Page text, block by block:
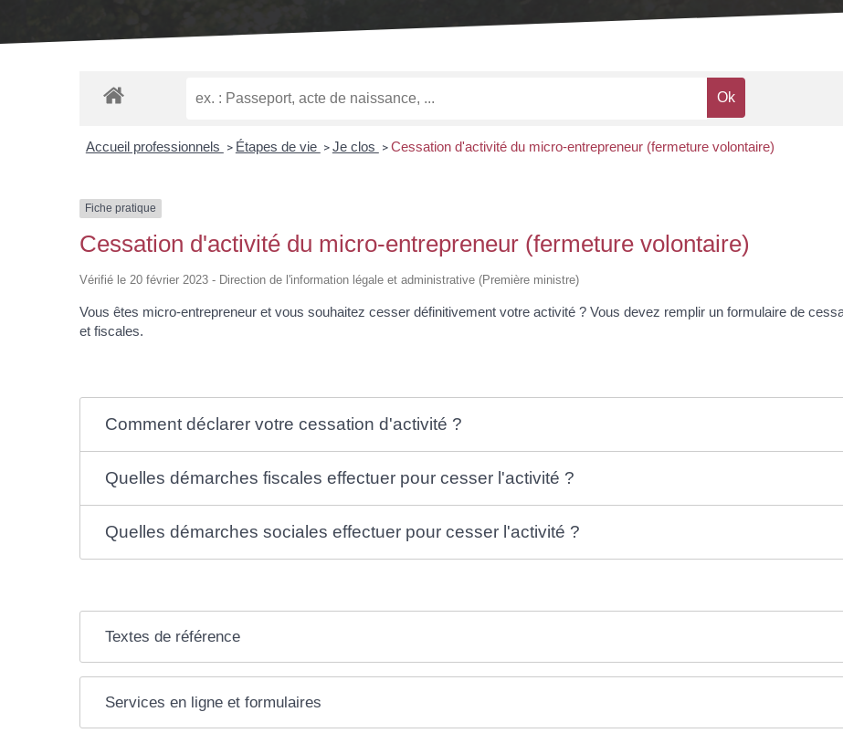
Accueil professionnels > Étapes de vie > Je clos > Cessation d'activité du micro-entrepreneur (fermeture volontaire)
Fiche pratique
Cessation d'activité du micro-entrepreneur (fermeture volontaire)
Vérifié le 20 février 2023 - Direction de l'information légale et administrative (Première ministre)
Vous êtes micro-entrepreneur et vous souhaitez cesser définitivement votre activité ? Vous devez remplir un formulaire de
et fiscales.
Comment déclarer votre cessation d'activité ?
Quelles démarches fiscales effectuer pour cesser l'activité ?
Quelles démarches sociales effectuer pour cesser l'activité ?
Textes de référence
Services en ligne et formulaires